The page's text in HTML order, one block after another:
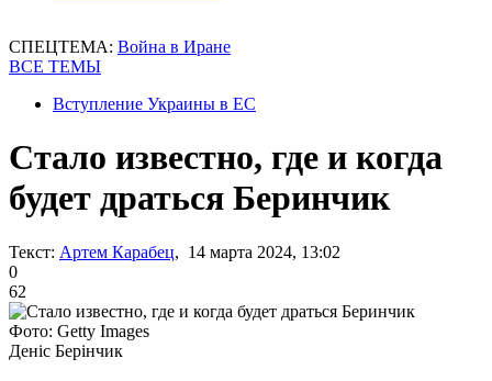
СПЕЦТЕМА: Война в Иране
ВСЕ ТЕМЫ
Вступление Украины в ЕС
Стало известно, где и когда
будет драться Беринчик
Текст: Артем Карабец, 14 марта 2024, 13:02
0
62
Фото: Getty Images
Деніс Берінчик